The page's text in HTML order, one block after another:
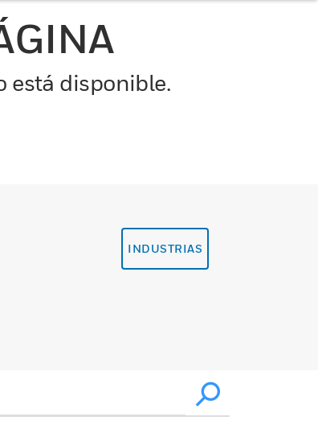
está disponible.
INDUSTRIAS